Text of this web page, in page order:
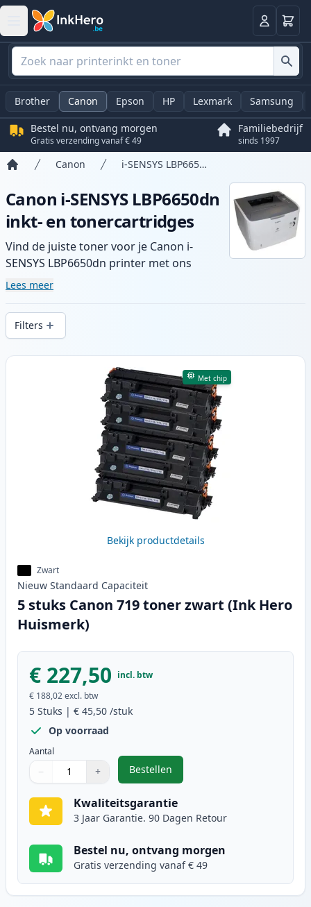
Log in
Brother Canon Epson HP Lexmark Samsung
Bestel nu, ontvang morgen
Gratis verzending vanaf € 49
Familiebedrijf
sinds 1997
Canon i-SENSYS LBP6650dn
Canon i-SENSYS LBP6650dn
inkt- en tonercartridges
Vind de juiste toner voor je Canon i-
SENSYS LBP6650dn printer met ons
assortiment compatibele en high-yield
printkwaliteit en snelle levering vanuit
lokale voorraad in .
Lees meer
Filters
Producten
Met chip
Bekijk productdetails
Zwart
Nieuw Standaard Capaciteit
5 stuks Canon 719 toner zwart (Ink Hero
Huismerk)
€ 227,50 incl. btw
€ 188,02excl. btw
5 Stuks | € 45,50 /stuk
Op voorraad
Aantal
Gebruik de knoppen om aan te passen
− +
1
Bestellen
,5 stuks Canon 719 toner zwart
Kwaliteitsgarantie
3 Jaar Garantie. 90 Dagen Retour
Bestel nu, ontvang morgen
Gratis verzending vanaf € 49